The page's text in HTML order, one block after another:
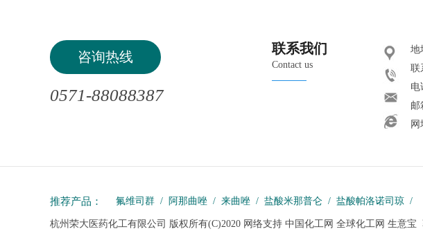
咨询热线
0571-88088387
联系我们
Contact us
地
联
电
邮
网
推荐产品： 氟维司群 / 阿那曲唑 / 来曲唑 / 盐酸米那普仑 / 盐酸帕洛诺司琼 /
杭州荣大医药化工有限公司 版权所有(C)2020 网络支持 中国化工网 全球化工网 生意宝